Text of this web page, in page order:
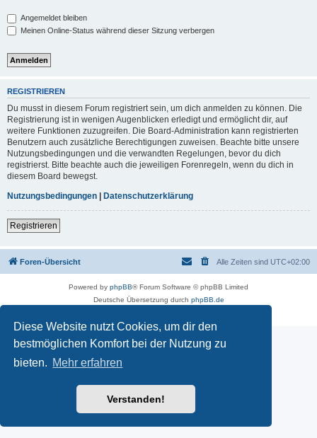
Diese Website nutzt Cookies, um dir den
bestmöglichen Komfort bei der Nutzung zu
bieten. Mehr erfahren
Verstanden!
Angemeldet bleiben
Meinen Online-Status während dieser Sitzung verbergen
REGISTRIEREN
Du musst in diesem Forum registriert sein, um dich anmelden zu können. Die
Registrierung ist in wenigen Augenblicken erledigt und ermöglicht dir, auf
weitere Funktionen zuzugreifen. Die Board-Administration kann registrierten
Benutzern auch zusätzliche Berechtigungen zuweisen. Beachte bitte unsere
Nutzungsbedingungen und die verwandten Regelungen, bevor du dich
registrierst. Bitte beachte auch die jeweiligen Forenregeln, wenn du dich in
diesem Board bewegst.
Nutzungsbedingungen | Datenschutzerklärung
Registrieren
Foren-Übersicht Alle Zeiten sind UTC+02:00
Powered by phpBB® Forum Software © phpBB Limited
Deutsche Übersetzung durch phpBB.de